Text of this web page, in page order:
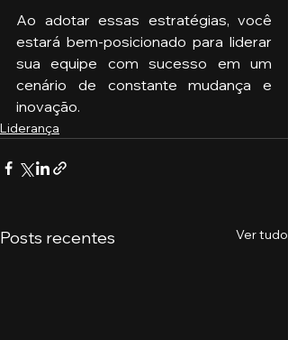
Ao adotar essas estratégias, você
estará bem-posicionado para liderar
sua equipe com sucesso em um
cenário de constante mudança e
inovação.
Liderança
Posts recentes Ver tudo